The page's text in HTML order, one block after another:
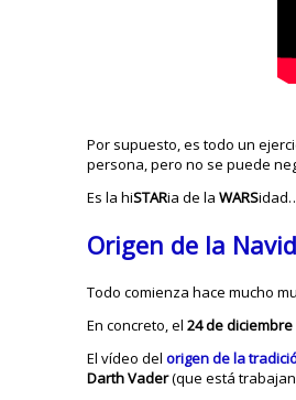
Por supuesto, es todo un
persona, pero no se puede
Es la hiSTARia de laWARS
Origen de la
Todo comienza hace mucho
En concreto, el24 de
El vídeo delorigen de la
Darth Vader(que está